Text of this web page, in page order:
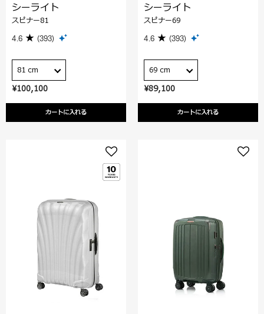
¥100,100
カートに入れる
シーライト
スピナー81
4.6 (393)
81 cm
¥89,100
カートに入れる
シーライト
スピナー69
4.6 (393)
69 cm